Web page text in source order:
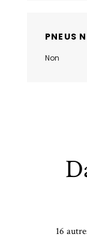
PNEUS
Non
16